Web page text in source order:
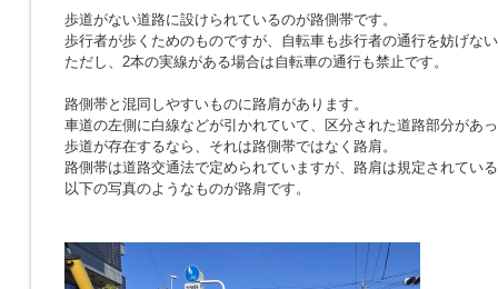
歩道がない道路に設けられているのが路側帯です。
歩行者が歩くためのものですが、自転車も歩行者の通行を妨げな
ただし、2本の実線がある場合は自転車の通行も禁止です。
路側帯と混同しやすいものに路肩があります。
車道の左側に白線などが引かれていて、区分された道路部分があ
歩道が存在するなら、それは路側帯ではなく路肩。
路側帯は道路交通法で定められていますが、路肩は規定されてい
以下の写真のようなものが路肩です。